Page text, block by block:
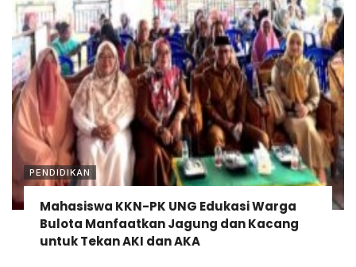
PENDIDIKAN
Mahasiswa KKN-PK UNG Edukasi Warga
Bulota Manfaatkan Jagung dan Kacang
untuk Tekan AKI dan AKA